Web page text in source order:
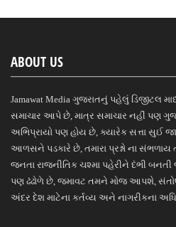
ABOUT US
Jamawat Media ગુજરાતનું પહેલું ડિજીટલ
સમાચાર આપે છે, માત્ર સમાચાર નહીં પણ
અભિપ્રાયો પણ હોય છે, ક્યારેક સત્તા સુઈ
આળસને પડકારે છે, તમારા પ્રશ્નો ના સંભળાય
જનતા રાજનીતિક ચશ્મા પહેરીને દંભી બનતી
પણ ઢંઢોળે છે, જમાવટ તમને મોજ આપશે,
અંદર દેશ માટેના કર્તવ્ય અને નાગરીકના